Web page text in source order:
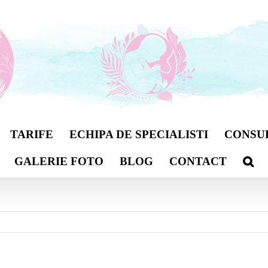
TARIFE ECHIPA DE SPECIALISTI
GALERIE FOTO BLOG CONTACT